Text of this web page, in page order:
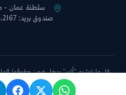
سلطنة عمان
صندوق بريد: 2167، الرمز: 111
كل ما تنشره "أثير" يدخل ضمن حقوقها
نقله دون الإشارة إلى الموقع أو أخذ
سياسة الخصوصية الشروط